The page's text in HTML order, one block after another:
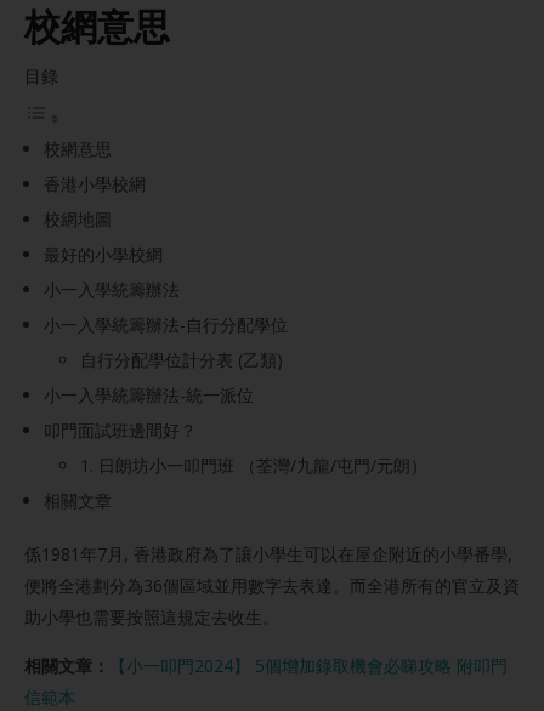
校網意思
目錄
校網意思
香港小學校網
校網地圖
最好的小學校網
小一入學統籌辦法
小一入學統籌辦法-自行分配學位
自行分配學位計分表 (乙類)
小一入學統籌辦法-統一派位
叩門面試班邊間好？
1. 日朗坊小一叩門班 （荃灣/九龍/屯門/元朗）
相關文章
係1981年7月, 香港政府為了讓小學生可以在屋企附近的小學番學,
便將全港劃分為36個區域並用數字去表達。而全港所有的官立及資
助小學也需要按照這規定去收生。
相關文章：
【小一叩門2024】 5個增加錄取機會必睇攻略 附叩門
信範本